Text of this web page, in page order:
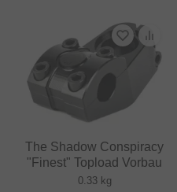
The Shadow Conspiracy
"Finest" Topload Vorbau
0.33 kg